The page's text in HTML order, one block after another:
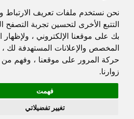
نحن نستخدم ملفات تعريف الارتباط
التتبع الأخرى لتحسين تجربة التصفح
بك على موقعنا الإلكتروني ، ولإظهار
المخصص والإعلانات المستهدفة لك ،
حركة المرور على موقعنا ، وفهم من
زوارنا.
فهمت
تغيير تفضيلاتي
جميع الحقوق محفوظة لدنيا الوطن © 2003 -
Privacy Policy